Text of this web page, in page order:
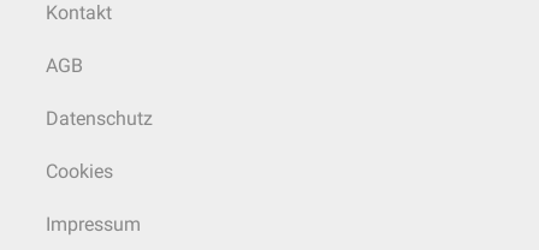
Kontakt
AGB
Datenschutz
Cookies
Impressum